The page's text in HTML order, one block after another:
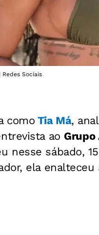
Redes Sociais
como Tia Má,
ao Grupo
nesse sábado,
ela